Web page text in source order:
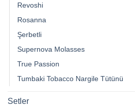
Revoshi
Rosanna
Şerbetli
Supernova Molasses
True Passion
Tumbaki Tobacco Nargile Tütünü
Setler